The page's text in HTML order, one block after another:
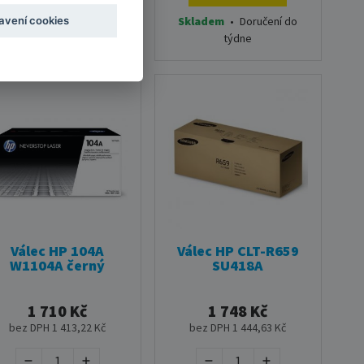
• Doručení do
Skladem • Doručení do
týdne
Válec HP 104A
W1104A černý
1 710 Kč
bez DPH 1 413,22 Kč
Válec HP CLT-R659
SU418A
1 748 Kč
bez DPH 1 444,63 Kč
cookies